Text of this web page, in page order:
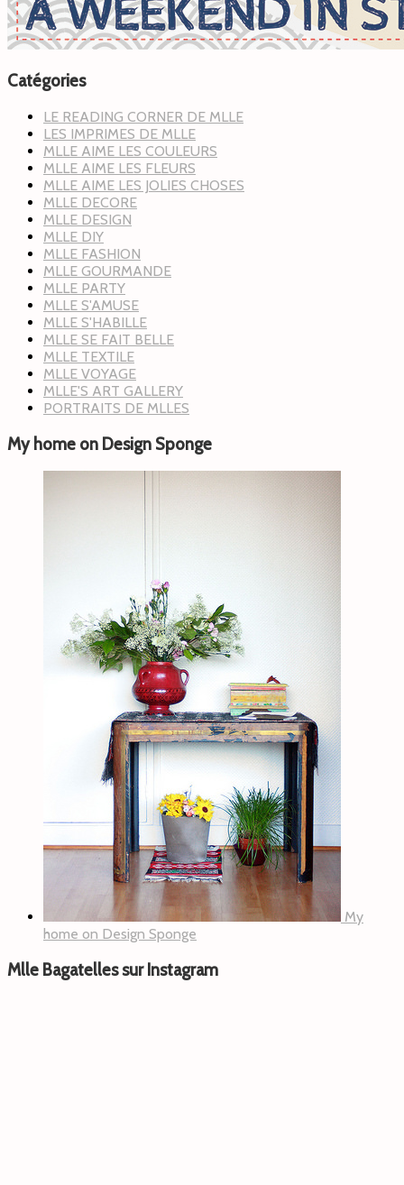
Catégories
LE READING CORNER DE MLLE
LES IMPRIMES DE MLLE
MLLE AIME LES COULEURS
MLLE AIME LES FLEURS
MLLE AIME LES JOLIES CHOSES
MLLE DECORE
MLLE DESIGN
MLLE DIY
MLLE FASHION
MLLE GOURMANDE
MLLE PARTY
MLLE S'AMUSE
MLLE S'HABILLE
MLLE SE FAIT BELLE
MLLE TEXTILE
MLLE VOYAGE
MLLE'S ART GALLERY
PORTRAITS DE MLLES
My home on Design Sponge
My
home on Design Sponge
Mlle Bagatelles sur Instagram